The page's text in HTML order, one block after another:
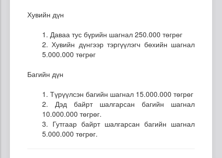
Хувийн дүн
1. Даваа тус бүрийн шагнал 250.000 төгрөг
2. Хувийн дүнгээр тэргүүлэгч бөхийн шагнал
5.000.000 төгрөг
Багийн дүн
1. Түрүүлсэн багийн шагнал 15.000.000 төгрөг
2. Дэд байрт шалгарсан багийн шагнал
10.000.000 төгрөг.
3. Гутгаар байрт шалгарсан багийн шагнал
5.000.000 төгрөг.